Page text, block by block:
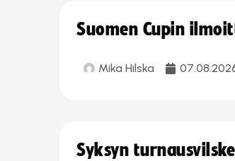
Suomen Cupin
Mika Hilska
Syksyn